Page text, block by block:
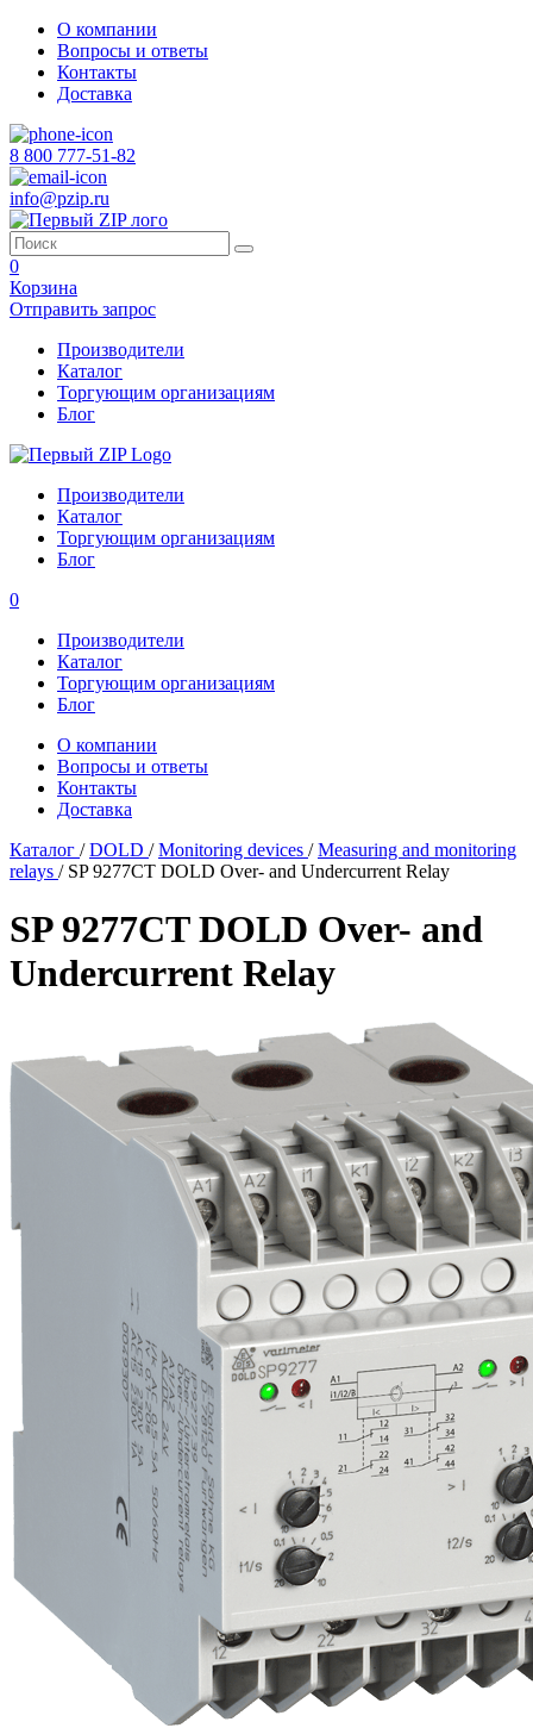
О компании
Вопросы и ответы
Контакты
Доставка
8 800 777-51-82
info@pzip.ru
0
Корзина
Отправить запрос
Производители
Каталог
Торгующим организациям
Блог
Производители
Каталог
Торгующим организациям
Блог
0
Производители
Каталог
Торгующим организациям
Блог
О компании
Вопросы и ответы
Контакты
Доставка
Каталог /DOLD /Monitoring devices /Measuring and monitoring
relays / SP 9277CT DOLD Over- and Undercurrent Relay
SP 9277CT DOLD Over- and
Undercurrent Relay